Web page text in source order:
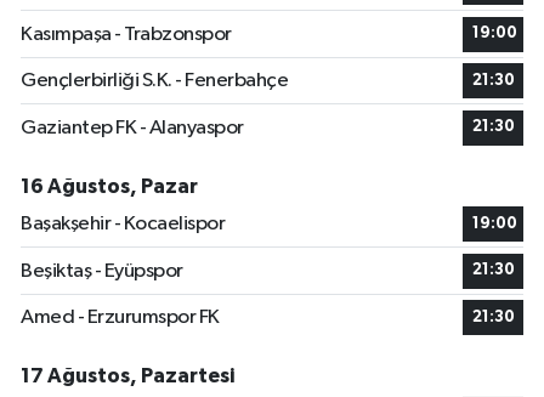
Kasımpaşa - Trabzonspor 19:00
Gençlerbirliği S.K. - Fenerbahçe 21:30
Gaziantep FK - Alanyaspor 21:30
16 Ağustos, Pazar
Başakşehir - Kocaelispor
19:00
Beşiktaş - Eyüpspor 21:30
Amed - Erzurumspor FK 21:30
17 Ağustos, Pazartesi